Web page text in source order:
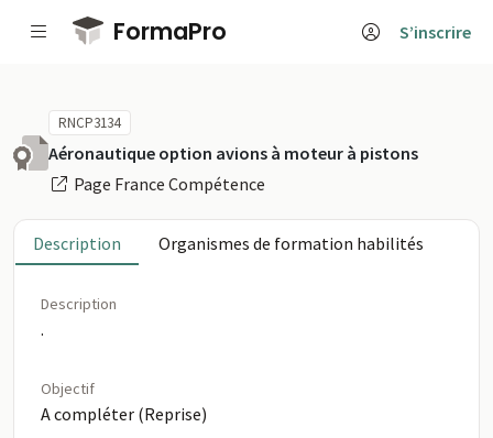
Passer au contenu principal
FormaPro S’inscrire
RNCP3134
Aéronautique option avions à moteur à pistons
Page France Compétence
Description Organismes de formation habilités
Description
.
Objectif
A compléter (Reprise)